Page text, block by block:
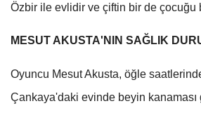
Özbir ile evlidir ve çiftin bir de çocuğu
MESUT AKUSTA'NIN SAĞLIK
Oyuncu Mesut Akusta, öğle
Çankaya'daki evinde beyin